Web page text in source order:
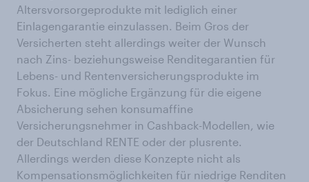
Altersvorsorgeprodukte mit lediglich einer
Einlagengarantie einzulassen. Beim Gros der
Versicherten steht allerdings weiter der Wunsch
nach Zins- beziehungsweise Renditegarantien für
Lebens- und Rentenversicherungsprodukte im
Fokus. Eine mögliche Ergänzung für die eigene
Absicherung sehen konsumaffine
Versicherungsnehmer in Cashback-Modellen, wie
der Deutschland RENTE oder der plusrente.
Allerdings werden diese Konzepte nicht als
Kompensationsmöglichkeiten für niedrige Renditen